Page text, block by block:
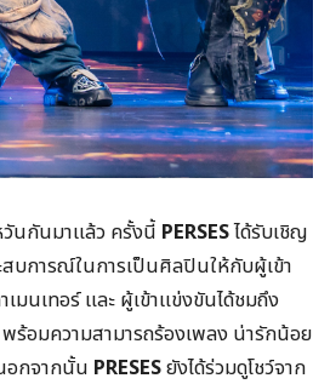
วันกันมาแล้ว ครั้งนี้ PERSESได้รับเชิญ
บการณ์ในการเป็นศิลปินให้กับผู้เข้า
เมนเทอร์ และ ผู้เข้าแข่งขันได้ชมถึง
ร้อมความสามารถร้องเพลง น่ารักน้อย
อกจากนั้น PRESESยังได้ร่วมดูโชว์จาก